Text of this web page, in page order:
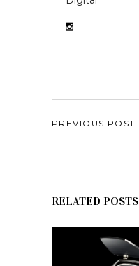
PREVIOUS POST
RELATED POSTS